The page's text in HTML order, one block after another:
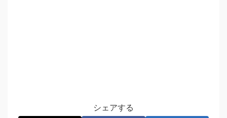
シェアする